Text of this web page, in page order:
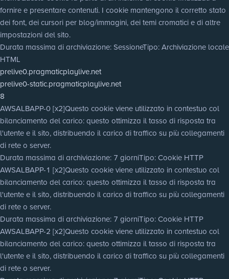
fornire e presentare contenuti. I cookie mantengono il corretto stato
dei font, dei cursori per blog/immagini, dei temi cromatici e di altre
impostazioni del sito.
Durata massima di archiviazione: SessioneTipo: Archiviazione locale
HTML
prelive0.pragmaticplaylive.net
prelive0-static.pragmaticplaylive.net
8
AWSALBAPP-0 [x2]Questo cookie viene utilizzato in contestuo col
bilanciamento del carico: questo ottimizza il tasso di risposta tra
l'utente e il sito, distribuendo il carico di traffico su più collegamenti
di rete o server.
Durata massima di archiviazione: 7 giorniTipo: Cookie HTTP
AWSALBAPP-1 [x2]Questo cookie viene utilizzato in contestuo col
bilanciamento del carico: questo ottimizza il tasso di risposta tra
l'utente e il sito, distribuendo il carico di traffico su più collegamenti
di rete o server.
Durata massima di archiviazione: 7 giorniTipo: Cookie HTTP
AWSALBAPP-2 [x2]Questo cookie viene utilizzato in contestuo col
bilanciamento del carico: questo ottimizza il tasso di risposta tra
l'utente e il sito, distribuendo il carico di traffico su più collegamenti
di rete o server.